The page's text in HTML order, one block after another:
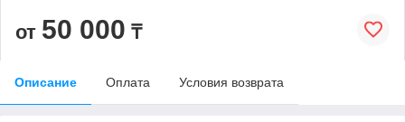
от 50 000 ₸
Описание Оплата Условия возврата